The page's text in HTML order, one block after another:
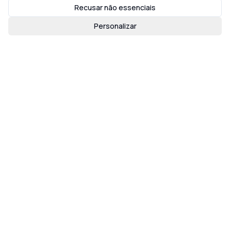
Personalizar
Recusar não essenciais